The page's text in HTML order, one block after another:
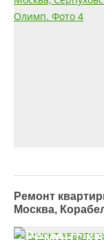
Ремонт
Москва,